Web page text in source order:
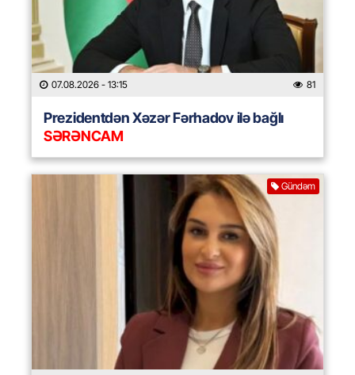
07.08.2026 - 13:15 81
Prezidentdən Xəzər Fərhadov ilə bağlı
SƏRƏNCAM
Gündəm